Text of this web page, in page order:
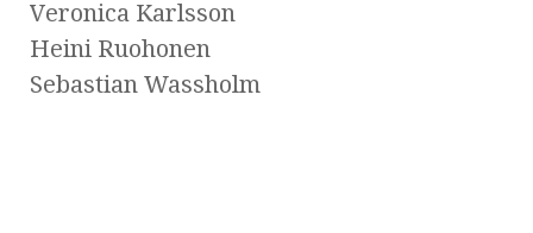
Veronica Karlsson
Heini Ruohonen
Sebastian Wassholm